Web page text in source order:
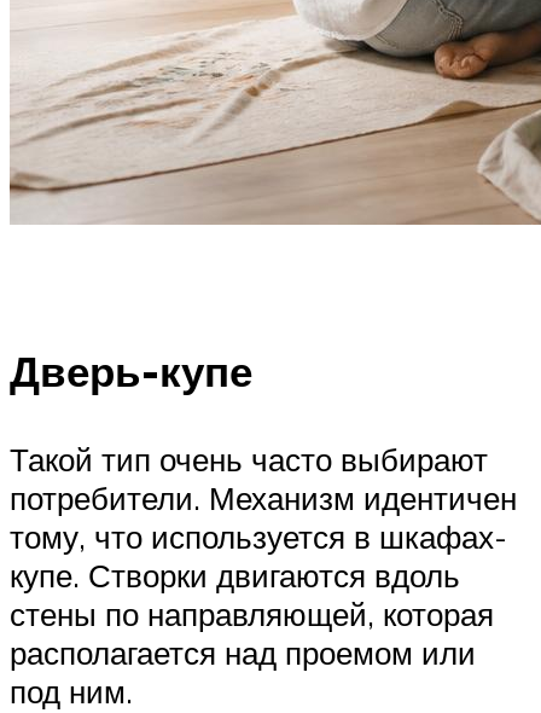
Дверь-купе
Такой тип очень часто выбирают
потребители. Механизм идентичен
тому, что используется в шкафах-
купе. Створки двигаются вдоль
стены по направляющей, которая
располагается над проемом или
под ним.